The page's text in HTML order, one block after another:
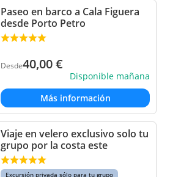
Paseo en barco a Cala Figuera
desde Porto Petro
Desde40,00€
Disponible mañana
Más información
Viaje en velero exclusivo solo tu
grupo por la costa este
Excursión privada sólo para tu grupo